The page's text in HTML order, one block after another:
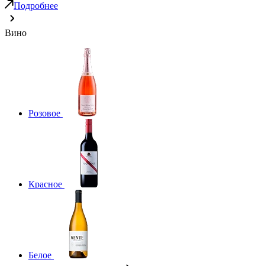
Подробнее
Вино
Розовое
Красное
Белое